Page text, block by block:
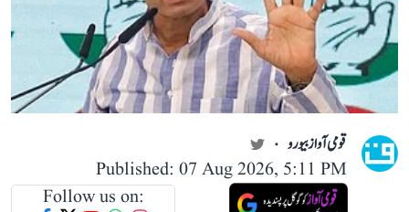
قومی آواز بیورو
Published: 07 Aug 2026, 5:11 PM
Follow us on: